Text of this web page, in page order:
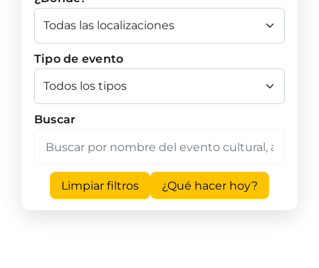
Tipo de evento
Buscar
Limpiar filtros ¿Qué hacer hoy?